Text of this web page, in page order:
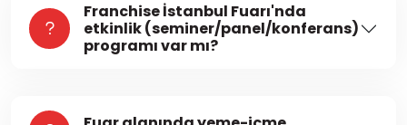
Franchise İstanbul Fuarı'nda
etkinlik (seminer/panel/konferans)
programı var mı?